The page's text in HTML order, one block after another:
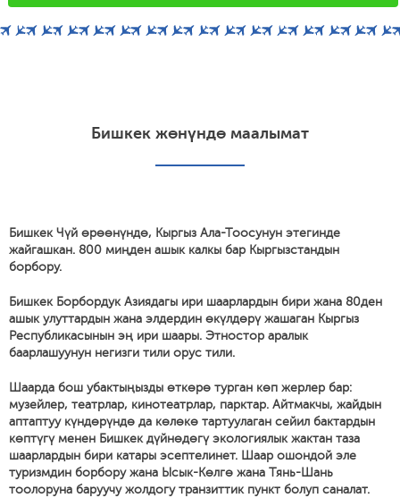
Бишкек жөнүндө маалымат
Бишкек Чүй өрөөнүндө, Кыргыз Ала-Тоосунун этегинде
жайгашкан. 800 миңден ашык калкы бар Кыргызстандын
борбору.
Бишкек Борбордук Азиядагы ири шаарлардын бири жана 80ден
ашык улуттардын жана элдердин өкүлдөрү жашаган Кыргыз
Республикасынын эң ири шаары. Этностор аралык
баарлашуунун негизги тили орус тили.
Шаарда бош убактыңызды өткөрө турган көп жерлер бар:
музейлер, театрлар, кинотеатрлар, парктар. Айтмакчы, жайдын
аптаптуу күндөрүндө да көлөкө тартуулаган сейил бактардын
көптүгү менен Бишкек дүйнөдөгү экологиялык жактан таза
шаарлардын бири катары эсептелинет. Шаар ошондой эле
туризмдин борбору жана Ысык-Көлгө жана Тянь-Шань
тоолоруна баруучу жолдогу транзиттик пункт болуп саналат.